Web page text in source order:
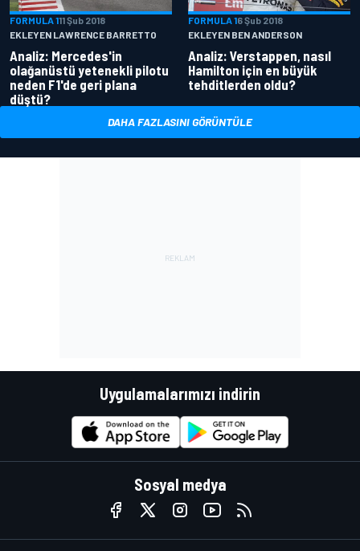
FORMULA 111 Şub 2018
EKLEYEN LAWRENCE BARRETTO
Analiz: Mercedes'in
olağanüstü yetenekli pilotu
neden F1'de geri plana
düştü?
FORMULA 16 Şub 2018
EKLEYEN BEN ANDERSON
Analiz: Verstappen, nasıl
Hamilton için en büyük
tehditlerden oldu?
DAHA FAZLASINI GÖRÜNTÜLE
Uygulamalarımızı indirin
Sosyal medya